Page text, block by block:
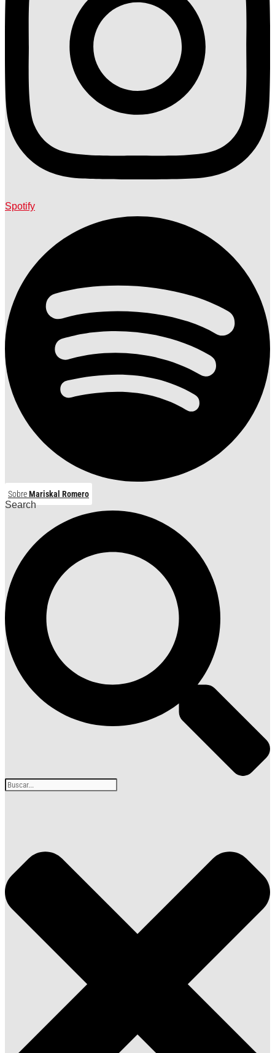
Spotify
SobreMariskal Romero
Search